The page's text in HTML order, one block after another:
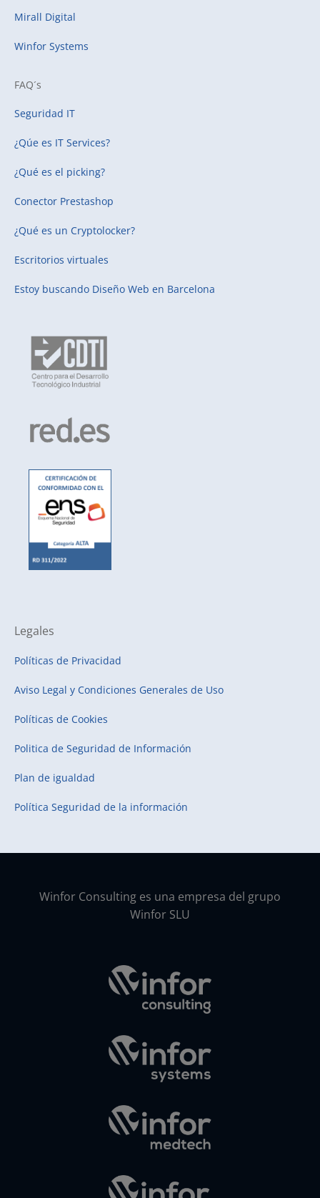
Mirall Digital
Winfor Systems
FAQ´s
Seguridad IT
¿Qúe es IT Services?
¿Qué es el picking?
Conector Prestashop
¿Qué es un Cryptolocker?
Escritorios virtuales
Estoy buscando Diseño Web en Barcelona
Legales
Políticas de Privacidad
Aviso Legal y Condiciones Generales de Uso
Políticas de Cookies
Politica de Seguridad de Información
Plan de igualdad
Política Seguridad de la información
Winfor Consulting es una empresa del grupo
Winfor SLU